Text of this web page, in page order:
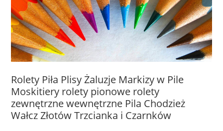
Rolety Piła Plisy Żaluzje Markizy w Pile
Moskitiery rolety pionowe rolety
zewnętrzne wewnętrzne Pila Chodzież
Wałcz Złotów Trzcianka i Czarnków